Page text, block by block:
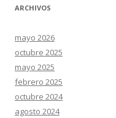
ARCHIVOS
mayo 2026
octubre 2025
mayo 2025
febrero 2025
octubre 2024
agosto 2024